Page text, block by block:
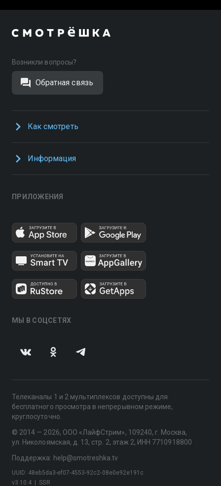
Возникли вопросы?
Обратная связь
Как смотреть
Информация
ПРИЛОЖЕНИЯ
МЫ В СОЦСЕТЯХ
Телеканалы 1 и 2 мультиплексов доступны для
бесплатного просмотра в непрерывном режиме,
круглосуточно.
© 2014 — 2026, ООО «ЛайфСтрим», 109240, г. Москва,
ул. Николоямская, д. 13, стр. 2, этаж 2, ИНН 7710918800
Поддержка: help@smotreshka.tv
v3.10.4 SSR
UUID: 48eb5da3-ef07-4553-92c2-08e0e92e191c